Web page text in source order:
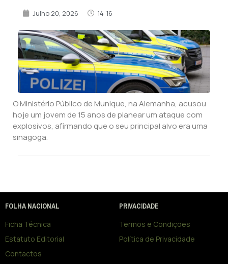
Julho 20, 2026 14:16
O Ministério Público de Munique, na Alemanha, acusou
hoje um jovem de 15 anos de planear um ataque com
explosivos, afirmando que o seu principal alvo era uma
sinagoga.
FOLHA NACIONAL
Ficha Técnica
Estatuto Editorial
Contactos
PRIVACIDADE
Termos e Condições
Política de Privacidade